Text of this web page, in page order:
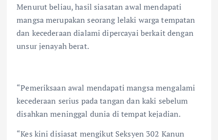
Menurut beliau, hasil siasatan awal mendapati
mangsa merupakan seorang lelaki warga tempatan
dan kecederaan dialami dipercayai berkait dengan
unsur jenayah berat.
“Pemeriksaan awal mendapati mangsa mengalami
kecederaan serius pada tangan dan kaki sebelum
disahkan meninggal dunia di tempat kejadian.
“Kes kini disiasat mengikut Seksyen 302 Kanun